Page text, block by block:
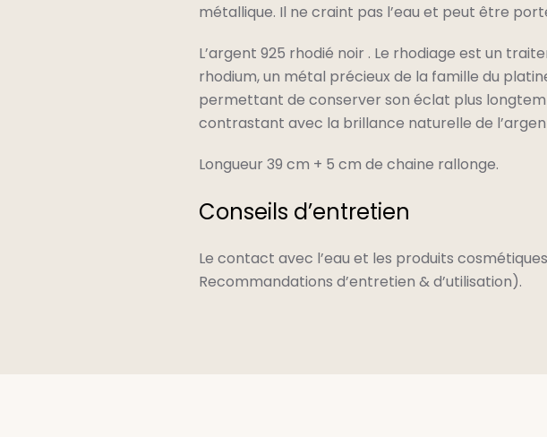
métallique. Il ne craint pas l’eau et peut être
L’argent 925 rhodié noir . Le rhodiage est un
rhodium, un métal précieux de la famille du
permettant de conserver son éclat plus
contrastant avec la brillance naturelle de
Longueur 39 cm + 5 cm de chaine rallonge.
Conseils d’entretien
Le contact avec l’eau et les produits
Recommandations d’entretien & d’utilisation).